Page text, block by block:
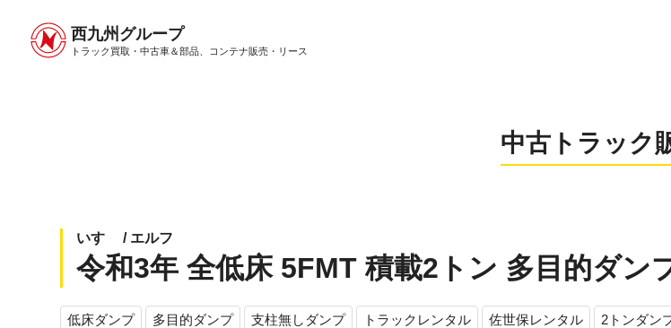
西九州グループ
トラック買取・中古車＆部品、 コンテナ販売・リース
中古トラック販売トップ
中古トラック
いすゞ / エルフ
令和3年 全低床 5FMT 積載2トン 多目的ダン
低床ダンプ 多目的ダンプ 支柱無しダンプ トラックレンタル 佐世保レンタル 2トンダン